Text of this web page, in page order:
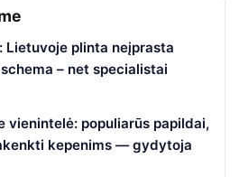
Lietuvoje plinta neįprasta
– net specialistai
vienintelė: populiarūs papildai,
kepenims — gydytoja